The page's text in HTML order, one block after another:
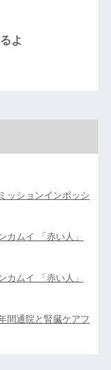
よ
ッションインポッシ
カムイ 「赤い人」
カムイ 「赤い人」
間通院と腎臓ケアフ